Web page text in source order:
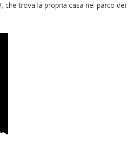
che trova la propria casa nel parco dei